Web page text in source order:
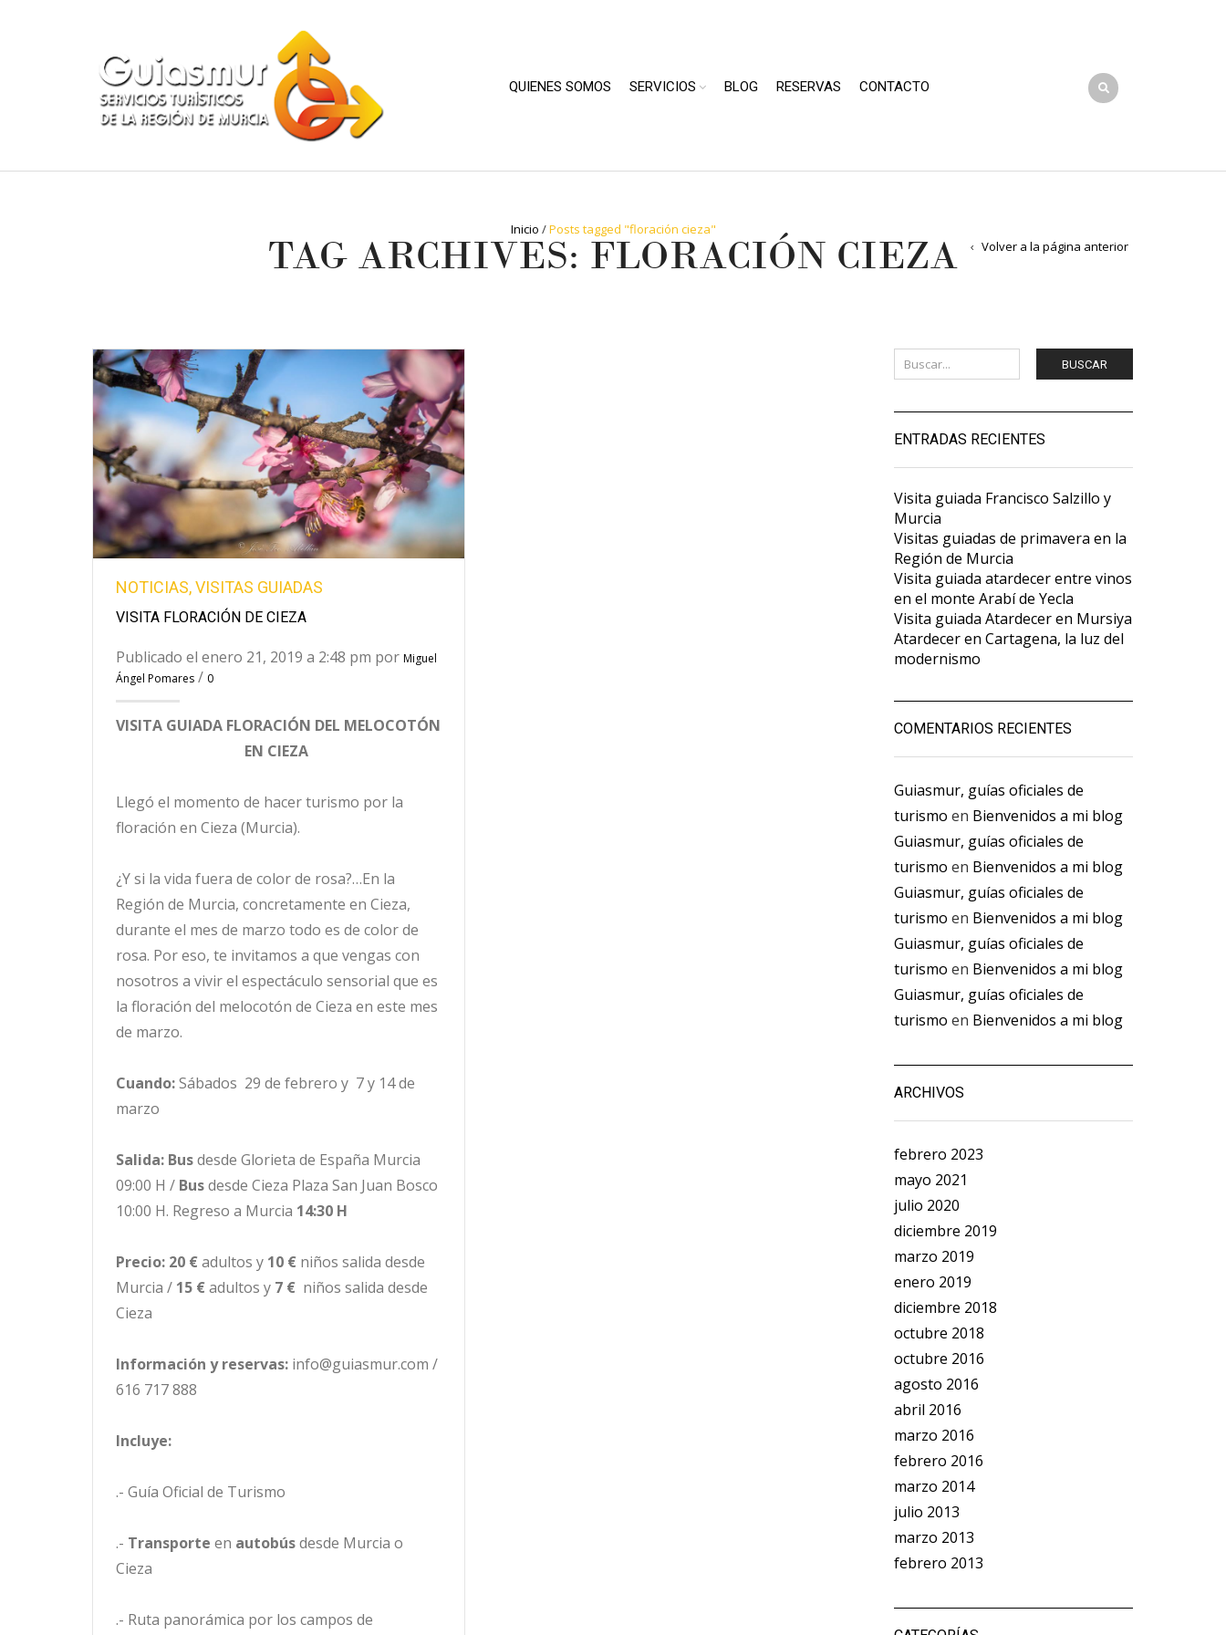
QUIENES SOMOS SERVICIOS BLOG RESERVAS CONTACTO
Inicio /Posts tagged "floración cieza"
Volver a la página anterior
TAG ARCHIVES: FLORACIÓN CIEZA
NOTICIAS,VISITAS GUIADAS
VISITA FLORACIÓN DE CIEZA
Publicado el enero 21, 2019 a 2:48 pm por Miguel
Ángel Pomares / 0
VISITA GUIADA FLORACIÓN DEL MELOCOTÓN
EN CIEZA
Llegó el momento de hacer turismo por la
floración en Cieza (Murcia).
¿Y si la vida fuera de color de rosa?…En la
Región de Murcia, concretamente en Cieza,
durante el mes de marzo todo es de color de
rosa. Por eso, te invitamos a que vengas con
nosotros a vivir el espectáculo sensorial que es
la floración del melocotón de Cieza en este mes
de marzo.
Cuando:Sábados 29 de febrero y 7 y 14 de
marzo
Salida: Busdesde Glorieta de España Murcia
09:00 H / Busdesde Cieza Plaza San Juan Bosco
10:00 H. Regreso a Murcia 14:30 H
Precio: 20 €adultos y 10 € niños salida desde
Murcia / 15 €adultos y 7 € niños salida desde
Cieza
Información y reservas: info@guiasmur.com /
616 717 888
Incluye:
.- Guía Oficial de Turismo
.- Transporte en autobúsdesde Murcia o
Cieza
.- Ruta panorámica por los campos de
BUSCAR
ENTRADAS RECIENTES
Visita guiada Francisco Salzillo y
Murcia
Visitas guiadas de primavera en la
Región de Murcia
Visita guiada atardecer entre vinos
en el monte Arabí de Yecla
Visita guiada Atardecer en Mursiya
Atardecer en Cartagena, la luz del
modernismo
COMENTARIOS RECIENTES
Guiasmur, guías oficiales de
turismo en Bienvenidos a mi blog
Guiasmur, guías oficiales de
turismo en Bienvenidos a mi blog
Guiasmur, guías oficiales de
turismo en Bienvenidos a mi blog
Guiasmur, guías oficiales de
turismo en Bienvenidos a mi blog
Guiasmur, guías oficiales de
turismo en Bienvenidos a mi blog
ARCHIVOS
febrero 2023
mayo 2021
julio 2020
diciembre 2019
marzo 2019
enero 2019
diciembre 2018
octubre 2018
octubre 2016
agosto 2016
abril 2016
marzo 2016
febrero 2016
marzo 2014
julio 2013
marzo 2013
febrero 2013